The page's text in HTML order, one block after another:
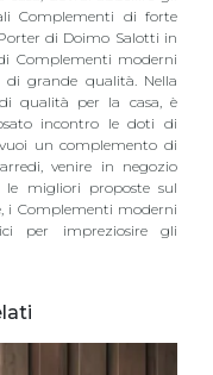
Complementi di forte
di Doimo Salotti in
Complementi moderni
grande qualità. Nella
qualità per la casa, è
incontro le doti di
un complemento di
venire in negozio
le migliori proposte sul
i Complementi moderni
per impreziosire gli